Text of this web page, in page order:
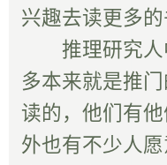
兴趣去读更多
推理研究人
多本来就是推
读的，他们有
外也有不少人